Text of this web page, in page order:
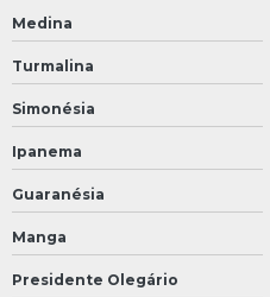
Medina
Turmalina
Simonésia
Ipanema
Guaranésia
Manga
Presidente Olegário